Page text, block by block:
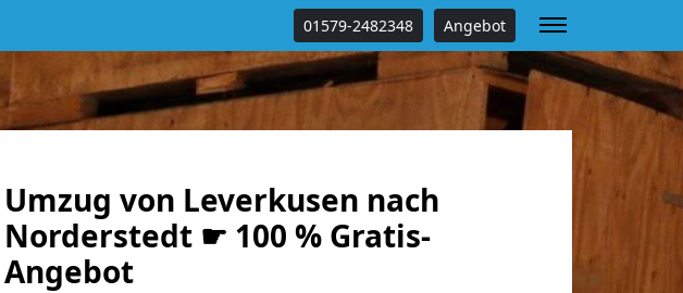
01579-2482348 Angebot
Umzug von Leverkusen nach
Norderstedt ☛ 100 % Gratis-
Angebot